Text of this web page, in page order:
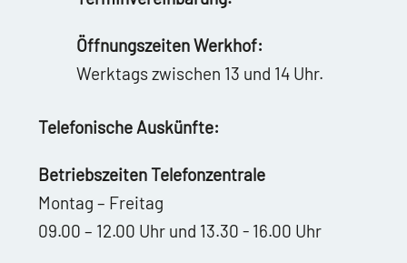
Öffnungszeiten Werkhof:
Werktags zwischen 13 und 14 Uhr.
Telefonische Auskünfte:
Betriebszeiten Telefonzentrale
Montag – Freitag
09.00 – 12.00 Uhr und 13.30 - 16.00 Uhr